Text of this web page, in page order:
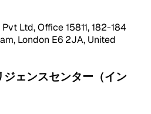
Ltd, Office 15811, 182-184
London E6 2JA, United
ェンスセンター（イン